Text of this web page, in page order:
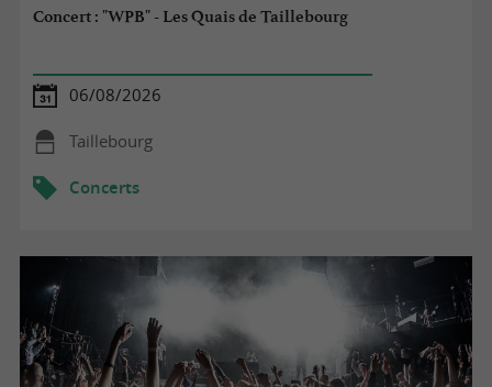
Concert : "WPB" - Les Quais de Taillebourg
06/08/2026
Taillebourg
Concerts